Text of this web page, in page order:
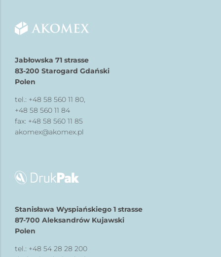
Jabłowska 71 strasse
83-200 Starogard Gdański
Polen
tel.: +48 58 560 11 80,
+48 58 560 11 84
fax: +48 58 560 11 85
akomex@akomex.pl
Stanisława Wyspiańskiego 1 strasse
87-700 Aleksandrów Kujawski
Polen
tel.: +48 54 28 28 200